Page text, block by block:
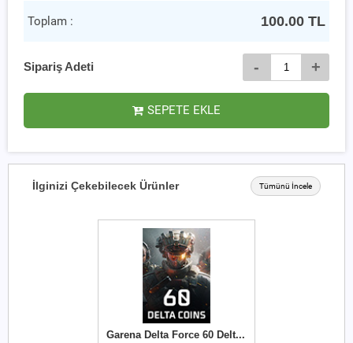
Toplam : 100.00 TL
Sipariş Adeti - +
SEPETE EKLE
İlginizi Çekebilecek Ürünler Tümünü İncele
Garena Delta Force 60 Delta Coins TR